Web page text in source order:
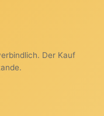
Der Kauf